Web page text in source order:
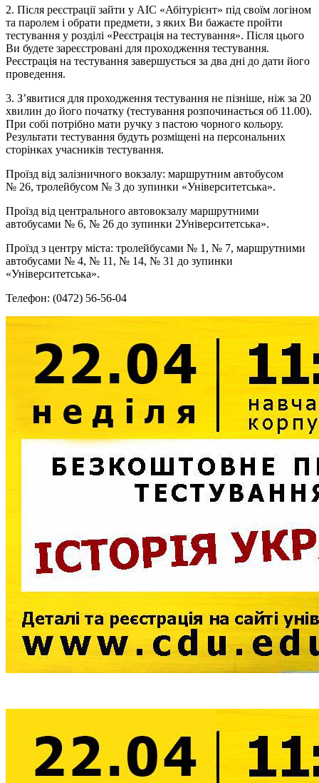
2. Після реєстрації зайти у АІС «Абітурієнт» під своїм логіном
та паролем і обрати предмети, з яких Ви бажаєте пройти
тестування у розділі «Реєстрація на тестування». Після цього
Ви будете зареєстровані для проходження тестування.
Реєстрація на тестування завершується за два дні до дати його
проведення.
3. З’явитися для проходження тестування не пізніше, ніж за 20
хвилин до його початку (тестування розпочинається об 11.00).
При собі потрібно мати ручку з пастою чорного кольору.
Результати тестування будуть розміщені на персональних
сторінках учасників тестування.
Проїзд від залізничного вокзалу: маршрутним автобусом
№ 26, тролейбусом № 3 до зупинки «Університетська».
Проїзд від центрального автовокзалу маршрутними
автобусами № 6, № 26 до зупинки 2Університетська».
Проїзд з центру міста: тролейбусами № 1, № 7, маршрутними
автобусами № 4, № 11, № 14, № 31 до зупинки
«Університетська».
Телефон: (0472) 56-56-04